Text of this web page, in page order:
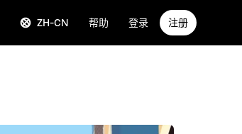
ZH-CN 帮助 登录 注册